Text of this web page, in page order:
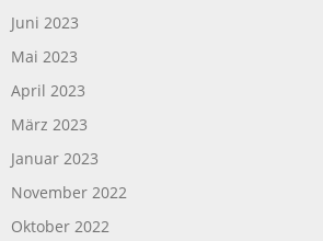
Juni 2023
Mai 2023
April 2023
März 2023
Januar 2023
November 2022
Oktober 2022